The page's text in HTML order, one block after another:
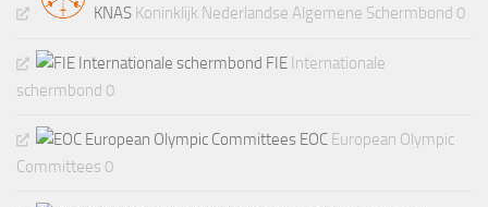
KNAS Koninklijk Nederlandse Algemene Schermbond 0
FIE Internationale
schermbond 0
EOC European Olympic
Committees 0